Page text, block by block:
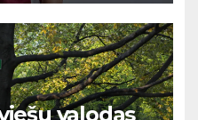
valodas